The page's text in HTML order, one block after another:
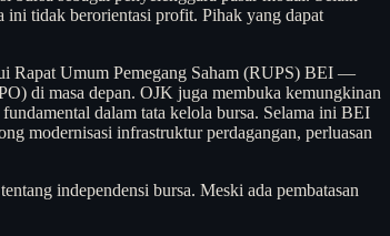
ini tidak berorientasi profit. Pihak yang dapat
Rapat Umum Pemegang Saham (RUPS) BEI —
di masa depan. OJK juga membuka kemungkinan
dalam tata kelola bursa. Selama ini BEI
modernisasi infrastruktur perdagangan, perluasan
independensi bursa. Meski ada pembatasan